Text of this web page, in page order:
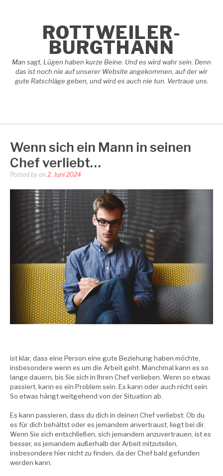
ROTTWEILER-
BURGTHANN
Man sagt, Lügen haben kurze Beine. Und es wird wahr sein. Denn
das ist noch nie auf unserer Website angekommen, auf der wir
gute Ratschläge geben, und wird es auch nie tun. Vertraue uns.
Wenn sich ein Mann in seinen
Chef verliebt…
Posted by on 2. Juni 2024
ist klar, dass eine Person eine gute Beziehung haben möchte,
insbesondere wenn es um die Arbeit geht. Manchmal kann es so
lange dauern, bis Sie sich in Ihren Chef verlieben. Wenn so etwas
passiert, kann es ein Problem sein. Es kann oder auch nicht sein.
So etwas hängt weitgehend von der Situation ab.
Es kann passieren, dass du dich in deinen Chef verliebst. Ob du
es für dich behältst oder es jemandem anvertraust, liegt bei dir.
Wenn Sie sich entschließen, sich jemandem anzuvertrauen, ist es
besser, es jemandem außerhalb der Arbeit mitzuteilen,
insbesondere hier nicht zu finden, da der Chef bald gefunden
werden kann.